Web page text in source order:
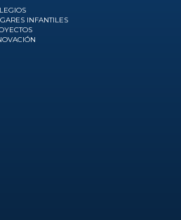
INFANTILES